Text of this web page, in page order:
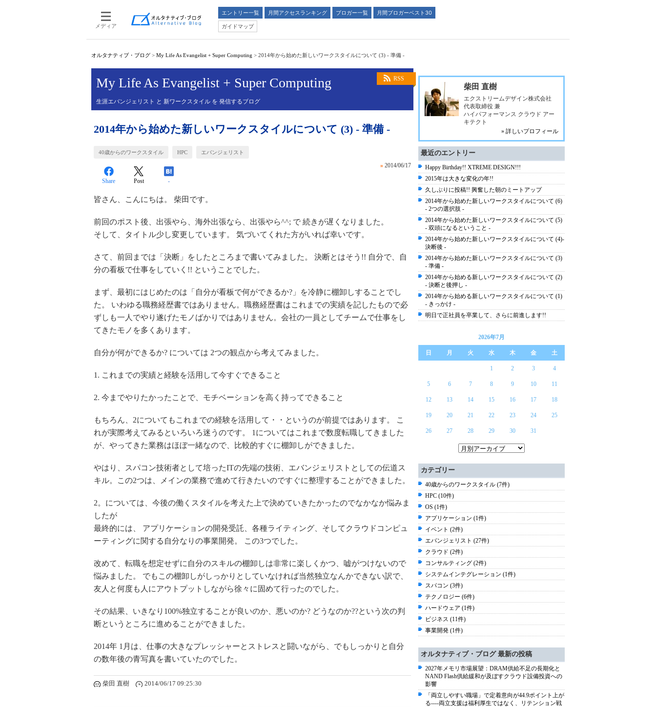
メディア
エントリー一覧 月間アクセスランキング ブロガー一覧
月間ブロガーベスト30
ガイドマップ
オルタナティブ・ブログ > My Life As Evangelist + Super Computing > 2014年から始めた新しいワークスタイルについて (3) - 準備 -
RSS
My Life As Evangelist + Super Computing
生涯エバンジェリスト と 新ワークスタイル を 発信するブログ
2014年から始めた新しいワークスタイルについて (3) - 準備 -
40歳からのワークスタイル HPC エバンジェリスト
» 2014/06/17
Share Post -
皆さん、こんにちは。 柴田です。
前回のポスト後、出張やら、海外出張なら、出張やら^^; で 続きが遅くなりました。
そして、タイトル少し変更しています。 気づいてくれた方がいれば幸いです。
さて、前回までは「決断」をしたところまで書いてみました。 決断とはそう!! 自分で、自
分の看板で仕事をしていく!! ということでした。
まず、最初にはじめたのは「自分が看板で何ができるか?」を冷静に棚卸しすることでし
た。 いわゆる職務経歴書ではありません。職務経歴書はこれまでの実績を記したもので必
ずしも一人でやり遂げたモノばかりではありません。会社の一員としてチームで仕事をし
てきたモノを多くあります。
自分が何ができるか? については 2つの観点から考えてみました。
1. これまでの実績と経験を活用して今すぐできること
2. 今までやりたかったことで、モチベーションを高く持ってできること
もちろん、2についてもこれまでの経験を活用して・・というのが前提ではあります。 こ
れが実際考えてみるといろいろ迷うのです。 1についてはこれまで数度転職してきました
が、やってきた業務はほぼ一緒なので、比較的すぐに棚卸しができました。
やはり、スパコン技術者として培ったITの先端の技術、エバンジェリストとしての伝道ス
キル。この2つは、メインの業務で進めて行きたいのですぐに整理することができました。
2。については、今後の働くスタイルを考えた上で決めていきたかったのでなかなか悩みま
したが
最終的には、 アプリケーションの開発受託、各種ライティング、そしてクラウドコンピュ
ーティングに関する自分なりの事業開発。 この3つでした。
改めて、転職を想定せずに自分のスキルの棚卸しは非常に楽しくかつ、嘘がつけないので
悩みました。 でもこの棚卸しがしっかりとしていなければ当然独立なんかできない訳で、
友人と何度も人にアウトプットしながら徐々に固めて行ったのでした。
その結果、いきなり100%独立することが良いのか、悪いのか? どうなのか??という次の判
断というところに進めることができました。
2014年 1月は、仕事の大きなプレッシャーとストレスと闘いながら、でもしっかりと自分
の数年後の青写真を書いていたのでした。
柴田 直樹 2014/06/17 09:25:30
柴田 直樹
エクストリームデザイン株式会社
代表取締役 兼
ハイパフォーマンス クラウド アー
キテクト
» 詳しいプロフィール
最近のエントリー
Happy Birthday!! XTREME DESIGN!!!
2015年は大きな変化の年!!
久しぶりに投稿!! 興奮した朝のミートアップ
2014年から始めた新しいワークスタイルについて (6)
- 2つの選択肢 -
2014年から始めた新しいワークスタイルについて (5)
- 双頭になるということ -
2014年から始めた新しいワークスタイルについて (4)-
決断後 -
2014年から始めた新しいワークスタイルについて (3)
- 準備 -
2014年から始める新しいワークスタイルについて (2)
- 決断と後押し -
2014年から始める新しいワークスタイルについて (1)
- きっかけ -
明日で正社員を卒業して、さらに前進します!!
2026年7月
日 月 火 水 木 金 土
1 2 3 4
5 6 7 8 9 10 11
12 13 14 15 16 17 18
19 20 21 22 23 24 25
26 27 28 29 30 31
カテゴリー
40歳からのワークスタイル (7件)
HPC (10件)
OS (1件)
アプリケーション (1件)
イベント (2件)
エバンジェリスト (27件)
クラウド (2件)
コンサルティング (2件)
システムインテグレーション (1件)
スパコン (3件)
テクノロジー (6件)
ハードウェア (1件)
ビジネス (11件)
事業開発 (1件)
オルタナティブ・ブログ 最新の投稿
2027年メモリ市場展望：DRAM供給不足の長期化と
NAND Flash供給緩和が及ぼすクラウド設備投資への
影響
「両立しやすい職場」で定着意向が44.9ポイント上が
る----両立支援は福利厚生ではなく、リテンション戦